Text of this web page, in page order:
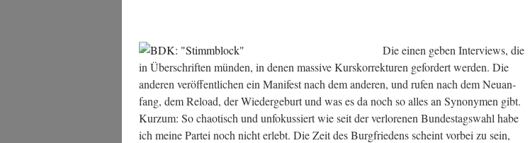
Die einen geben Inter­views, die
in Über­schrif­ten mün­den, in denen mas­si­ve Kurs­kor­rek­tu­ren gefor­dert wer­den. Die
ande­ren ver­öf­fent­li­chen ein Mani­fest nach dem ande­ren, und rufen nach dem Neu­an­
fang, dem Rel­oad, der Wie­der­ge­burt und was es da noch so alles an Syn­ony­men gibt.
Kurz­um: So chao­tisch und unfo­kus­siert wie seit der ver­lo­re­nen Bun­des­tags­wahl habe
ich mei­ne Par­tei noch nicht erlebt. Die Zeit des Burg­frie­dens scheint vor­bei zu sein,